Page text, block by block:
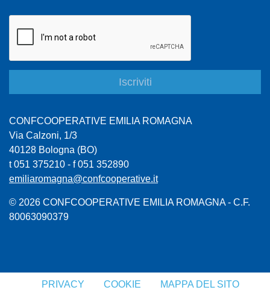
CONFCOOPERATIVE EMILIA ROMAGNA
Via Calzoni, 1/3
40128 Bologna (BO)
t 051 375210 - f 051 352890
emiliaromagna@confcooperative.it
© 2026 CONFCOOPERATIVE EMILIA ROMAGNA - C.F.
80063090379
PRIVACY COOKIE MAPPA DEL SITO